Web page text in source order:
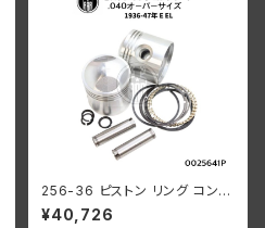
256-36 ピストン リング コンプ
リート .040オーバーサイズ 19
36-47年 E/EL
¥40,726